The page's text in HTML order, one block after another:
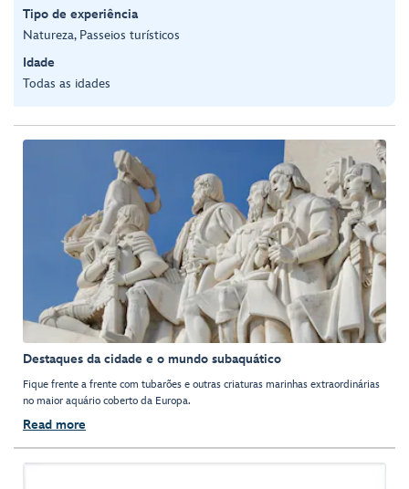
Tipo de experiência
Natureza, Passeios turísticos
Idade
Todas as idades
Destaques da cidade e o mundo subaquático
Fique frente a frente com tubarões e outras criaturas marinhas extraordinárias
no maior aquário coberto da Europa.
Read more